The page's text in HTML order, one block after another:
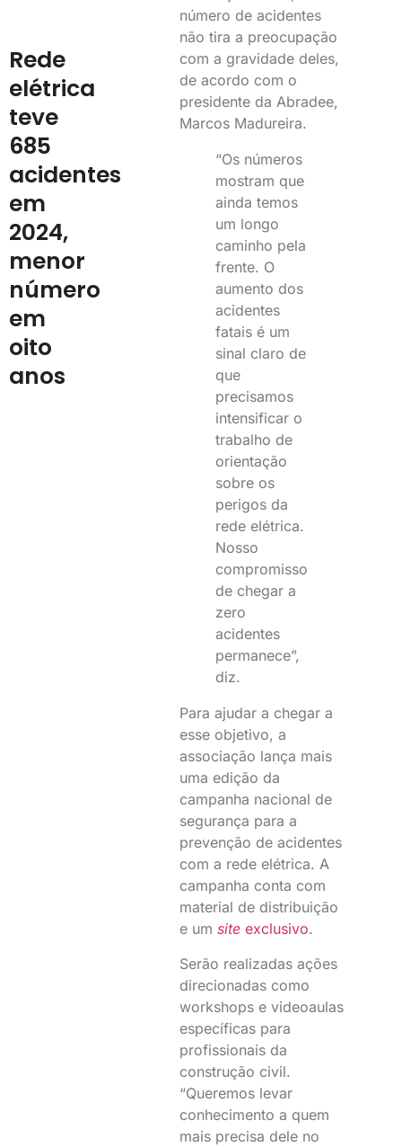
Rede
elétrica
teve
685
acidentes
em
2024,
menor
número
em
oito
anos
número de acidentes
não tira a preocupação
com a gravidade deles,
de acordo com o
presidente da Abradee,
Marcos Madureira.
“Os números
mostram que
ainda temos
um longo
caminho pela
frente. O
aumento dos
acidentes
fatais é um
sinal claro de
que
precisamos
intensificar o
trabalho de
orientação
sobre os
perigos da
rede elétrica.
Nosso
compromisso
de chegar a
zero
acidentes
permanece”,
diz.
Para ajudar a chegar a
esse objetivo, a
associação lança mais
uma edição da
campanha nacional de
segurança para a
prevenção de acidentes
com a rede elétrica. A
campanha conta com
material de distribuição
e umsite exclusivo.
Serão realizadas ações
direcionadas como
workshops e videoaulas
específicas para
profissionais da
construção civil.
“Queremos levar
conhecimento a quem
mais precisa dele no